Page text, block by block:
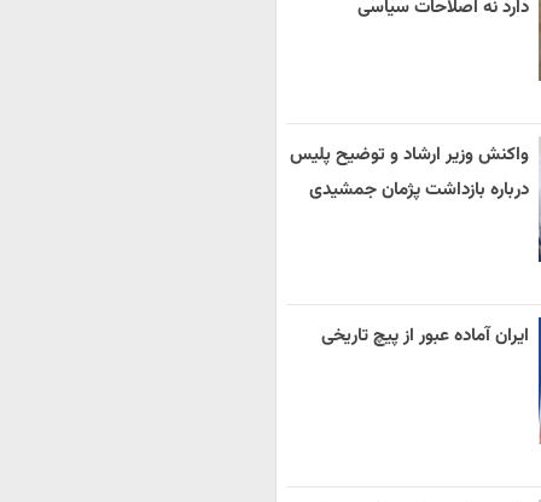
دارد نه اصلاحات سیاسی
واکنش وزیر ارشاد و توضیح پلیس
درباره بازداشت پژمان جمشیدی
ایران آماده عبور از پیچ تاریخی